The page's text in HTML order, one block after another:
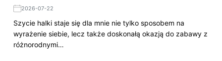
2026-07-22
Szycie halki staje się dla mnie nie tylko sposobem na
wyrażenie siebie, lecz także doskonałą okazją do zabawy z
różnorodnymi…